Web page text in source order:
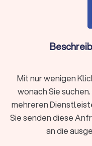
Als Faustregel gilt:
Zeitersparnis die
Moderne
klassischen Büro statt.
Dienstleistungen
Belegübermittlung bis
haben Vorzüge:
Mit nur wenigen
wonach Sie
mehreren
Sie senden diese
an die